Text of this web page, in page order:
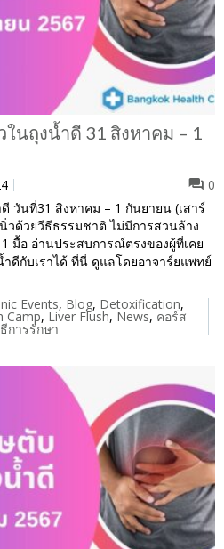
นถุงน้ำดี 31 สิงหาคม – 1
0
วันที่31 สิงหาคม – 1 กันยายน (เสาร์
วด้วยวีธีธรรมชาติ ไม่มีการสวนล้าง
มื้อ อ่านประสบการณ์ตรงของผู้ที่เคย
ดีกับเราได้ ที่นี่ ดูแลโดยอาจาร์ยแพทย์
Events, Blog, Detoxification,
Camp, Liver Flush, News, คอร์ส
การรักษา